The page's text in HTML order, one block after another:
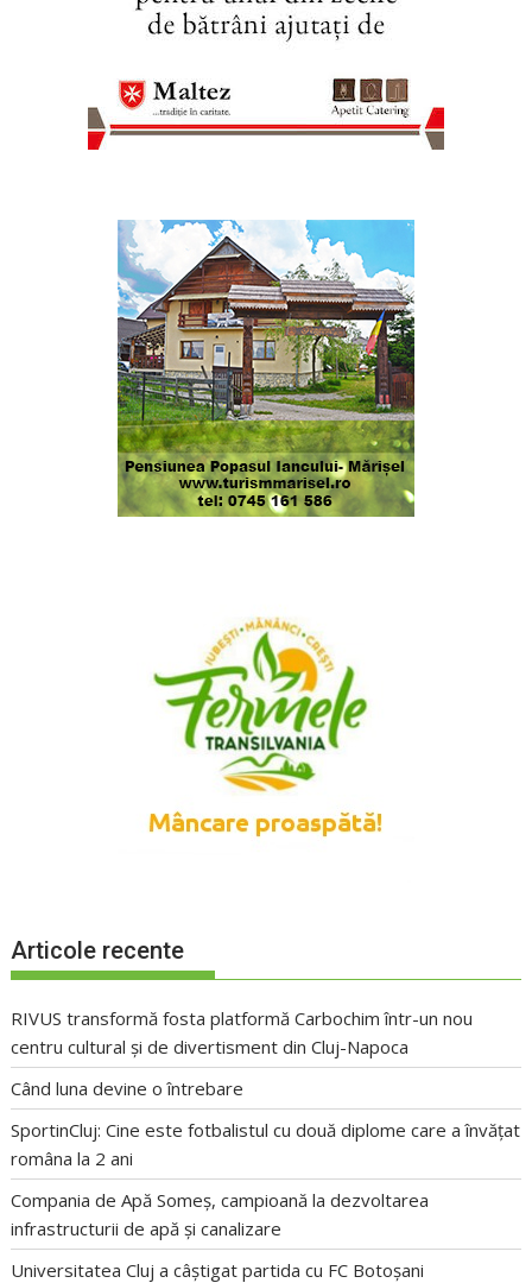
Articole recente
RIVUS transformă fosta platformă Carbochim într-un nou
centru cultural și de divertisment din Cluj-Napoca
Când luna devine o întrebare
SportinCluj: Cine este fotbalistul cu două diplome care a învățat
româna la 2 ani
Compania de Apă Someș, campioană la dezvoltarea
infrastructurii de apă și canalizare
Universitatea Cluj a câștigat partida cu FC Botoșani